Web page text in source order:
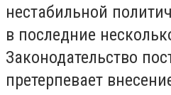
нестабильной
в последние
Законодательство
претерпевает